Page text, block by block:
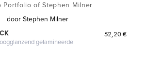
Portfolio of Stephen Milner
door Stephen Milner
gelamineerde
52,20 €